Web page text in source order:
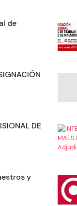
de
DE
y